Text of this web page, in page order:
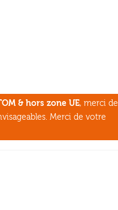
& hors zone UE, merci de
Merci de votre